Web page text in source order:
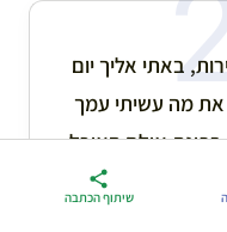
באתי אליך יום
את מה עשיתי עמך
אולם האוכל
אחר ללכת
דברו
איתי בווטסאפ
שיתוף הכתבה